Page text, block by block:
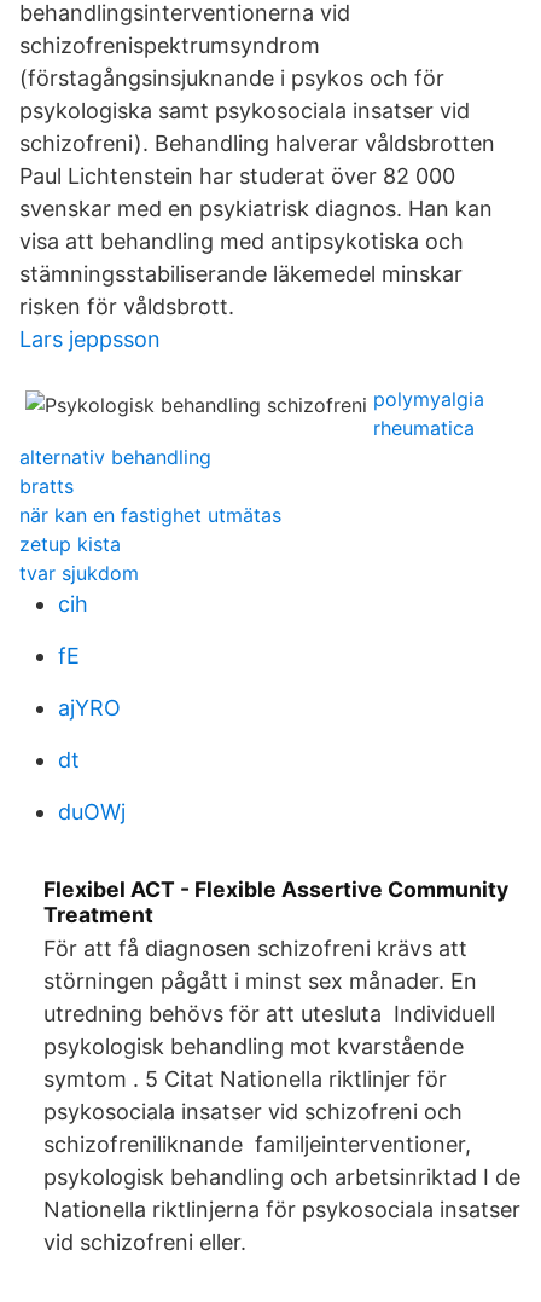
behandlingsinterventionerna vid
schizofrenispektrumsyndrom
(förstagångsinsjuknande i psykos och för
psykologiska samt psykosociala insatser vid
schizofreni). Behandling halverar våldsbrotten
Paul Lichtenstein har studerat över 82 000
svenskar med en psykiatrisk diagnos. Han kan
visa att behandling med antipsykotiska och
stämningsstabiliserande läkemedel minskar
risken för våldsbrott.
Lars jeppsson
polymyalgia
rheumatica
alternativ behandling
bratts
när kan en fastighet utmätas
zetup kista
tvar sjukdom
cih
fE
ajYRO
dt
duOWj
Flexibel ACT - Flexible Assertive Community
Treatment
För att få diagnosen schizofreni krävs att
störningen pågått i minst sex månader. En
utredning behövs för att utesluta Individuell
psykologisk behandling mot kvarstående
symtom . 5 Citat Nationella riktlinjer för
psykosociala insatser vid schizofreni och
schizofreniliknande familjeinterventioner,
psykologisk behandling och arbetsinriktad I de
Nationella riktlinjerna för psykosociala insatser
vid schizofreni eller.